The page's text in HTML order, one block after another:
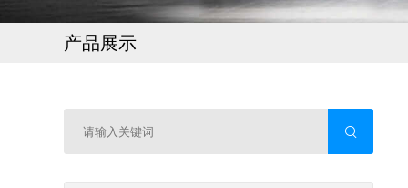
产品展示